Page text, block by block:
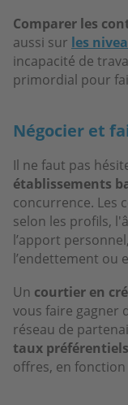
Comparer les
aussi sur les
incapacité de
primordial pour
Négocier et
Il ne faut pas
établissements
concurrence. Les
selon les profils,
l’apport
l’endettement ou
Un courtier en
vous faire gagner
réseau de
taux préférentiels
offres, en